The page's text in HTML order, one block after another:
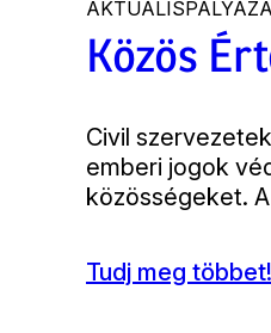
AKTUÁLIS
Közös
Bevezető
Civil
emberi jogok
közösségeket.
Tudj meg többet!